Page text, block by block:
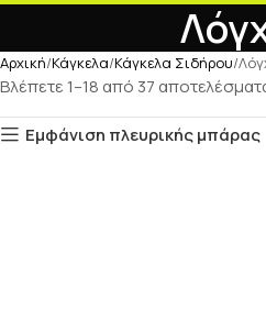
Αρχική Κάγκελα Κάγκελα Σιδήρου
Βλέπετε 1–18 από 37
Εμφάνιση πλευρικής μπάρας